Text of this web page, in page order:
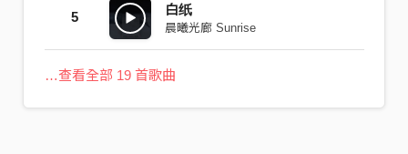
5 白纸
晨曦光廊 Sunrise
…查看全部 19 首歌曲